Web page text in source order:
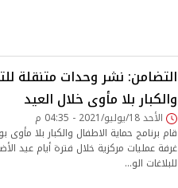
التضامن: نشر وحدات متنقلة
والكبار بلا مأوى خلال العيد
الأحد 18/يوليو/2021 - 04:35 م
قام برنامج حماية الاطفال والكبار بلا
غرفة عمليات مركزية خلال فترة أيام عيد
للبلاغات الو…